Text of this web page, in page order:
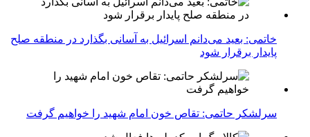
خاتمی: بعید می‌دانم اسرائیل به آسانی بگذارد در منطقه صلح
پایدار برقرار شود
سرلشکر حاتمی: تقاص خون امام شهید را خواهیم گرفت